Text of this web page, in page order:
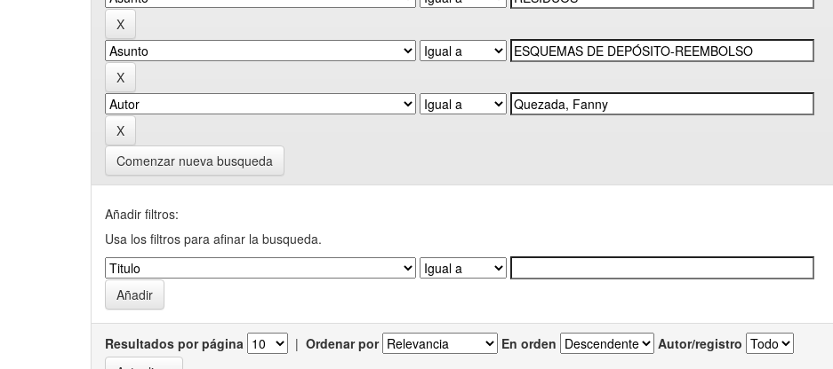
Comenzar nueva busqueda
Añadir filtros:
Usa los filtros para afinar la busqueda.
Resultados por página | Ordenar por En orden Autor/registro